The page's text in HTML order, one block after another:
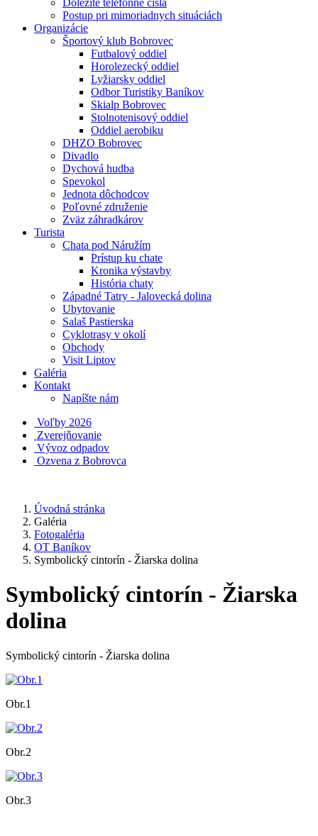
Dôležité telefónne čísla
Postup pri mimoriadnych situáciách
Organizácie
Športový klub Bobrovec
Futbalový oddiel
Horolezecký oddiel
Lyžiarsky oddiel
Odbor Turistiky Baníkov
Skialp Bobrovec
Stolnotenisový oddiel
Oddiel aerobiku
DHZO Bobrovec
Divadlo
Dychová hudba
Spevokol
Jednota dôchodcov
Poľovné združenie
Zväz záhradkárov
Turista
Chata pod Náružím
Prístup ku chate
Kronika výstavby
História chaty
Západné Tatry - Jalovecká dolina
Ubytovanie
Salaš Pastierska
Cyklotrasy v okolí
Obchody
Visit Liptov
Galéria
Kontakt
Napíšte nám
Voľby 2026
Zverejňovanie
Vývoz odpadov
Ozvena z Bobrovca
Úvodná stránka
Galéria
Fotogaléria
OT Baníkov
Symbolický cintorín - Žiarska dolina
Symbolický cintorín - Žiarska
dolina
Symbolický cintorín - Žiarska dolina
Obr.1
Obr.2
Obr.3